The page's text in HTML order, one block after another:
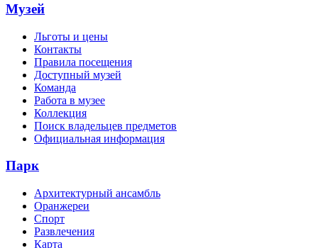
Музей
Льготы и цены
Контакты
Правила посещения
Доступный музей
Команда
Работа в музее
Коллекция
Поиск владельцев предметов
Официальная информация
Парк
Архитектурный ансамбль
Оранжереи
Спорт
Развлечения
Карта